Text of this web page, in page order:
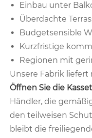
Einbau unter
Überdachte
Budgetsensible
Kurzfristige
Regionen mit
Unsere Fabrik liefert
Öffnen Sie die
Händler, die
den teilweisen
bleibt die